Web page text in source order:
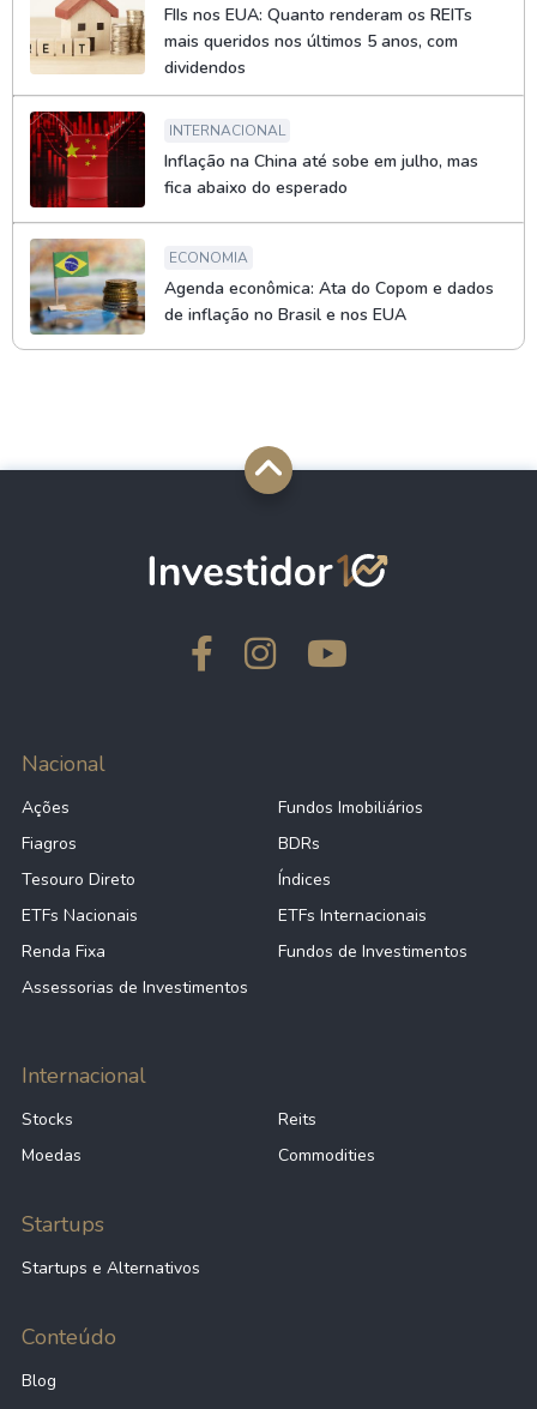
FIIs nos EUA: Quanto renderam os REITs
mais queridos nos últimos 5 anos, com
dividendos
INTERNACIONAL
Inflação na China até sobe em julho, mas
fica abaixo do esperado
ECONOMIA
Agenda econômica: Ata do Copom e dados
de inflação no Brasil e nos EUA
Nacional
Ações
Fundos Imobiliários
Fiagros
BDRs
Tesouro Direto
Índices
ETFs Nacionais
ETFs Internacionais
Renda Fixa
Fundos de Investimentos
Assessorias de Investimentos
Internacional
Stocks
Reits
Moedas
Commodities
Startups
Startups e Alternativos
Conteúdo
Blog